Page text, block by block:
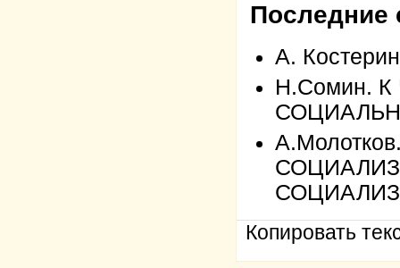
Последние
А.
Н.Сомин.
Копировать